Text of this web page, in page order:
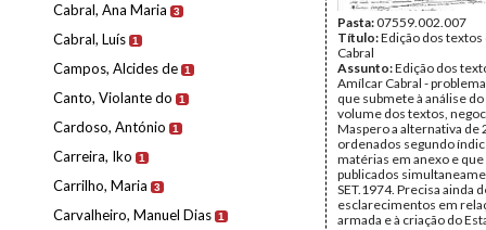
Cabral, Ana Maria 3
Cabral, Luís 1
Campos, Alcides de 1
Canto, Violante do 1
Cardoso, António 1
Carreira, Iko 1
Carrilho, Maria 3
Carvalheiro, Manuel Dias 1
Pasta:07559.002.007
Título:Edição dos
Cabral
Assunto:Edição dos
Amílcar Cabral -
que submete à análise do
volume dos textos,
Maspero a alternativa de
ordenados segundo
matérias em anexo e
publicados
SET.1974. Precisa ainda
esclarecimentos em
armada e à criação do